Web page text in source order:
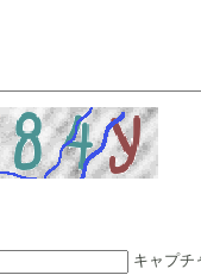
キャプチ